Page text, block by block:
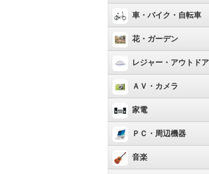
車・バイク・自転車
花・ガーデン
レジャー・アウトドア
ＡＶ・カメラ
家電
ＰＣ・周辺機器
音楽